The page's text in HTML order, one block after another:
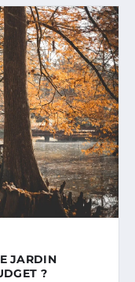
JARDIN
?